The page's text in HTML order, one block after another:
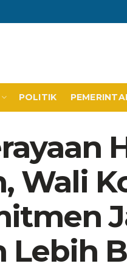
POLITIK
Wali
Lebih